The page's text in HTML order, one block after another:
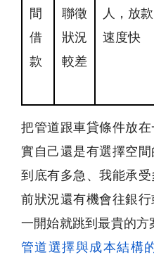
間
借
款
聯徵
狀況
較差
人，放款
速度快
把管道跟車貸條件放
實自己還是有選擇空
到底有多急、我能承
前狀況還有機會往銀
一開始就跳到最貴的
管道選擇與成本結構